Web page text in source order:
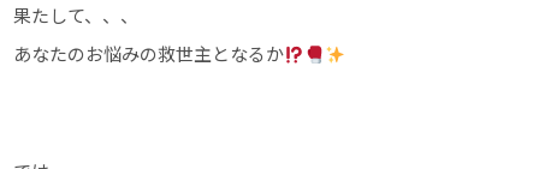
果たして、、、
あなたのお悩みの救世主となるか